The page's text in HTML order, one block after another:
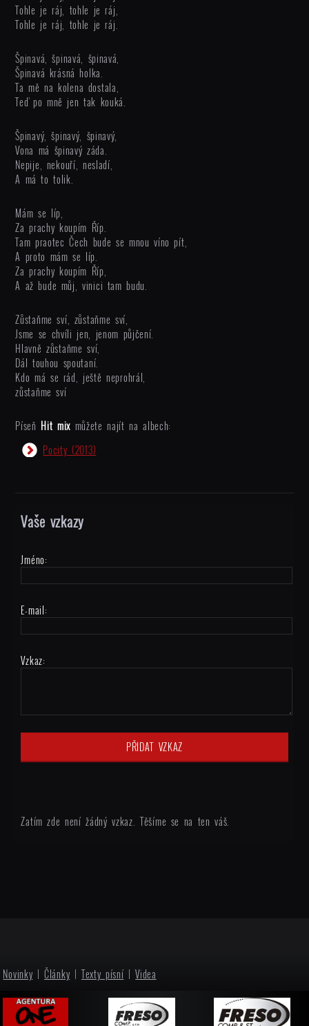
Tohle je ráj, tohle je ráj,
Tohle je ráj, tohle je ráj.
Špinavá, špinavá, špinavá,
Špinavá krásná holka.
Ta mě na kolena dostala,
Teď po mně jen tak kouká.
Špinavý, špinavý, špinavý,
Vona má špinavý záda.
Nepije, nekouří, nesladí,
A má to tolik.
Mám se líp,
Za prachy koupím Říp.
Tam praotec Čech bude se mnou víno pít,
A proto mám se líp.
Za prachy koupím Říp,
A až bude můj, vinici tam budu.
Zůstaňme sví, zůstaňme sví,
Jsme se chvíli jen, jenom půjčení.
Hlavně zůstaňme sví,
Dál touhou spoutaní.
Kdo má se rád, ještě neprohrál,
zůstaňme sví
Píseň Hit mix můžete najít na albech:
Pocity (2013)
Vaše vzkazy
Jméno:
E-mail:
Vzkaz:
Zatím zde není žádný vzkaz. Těšíme se na ten váš.
Novinky |Články |Texty písní |Videa